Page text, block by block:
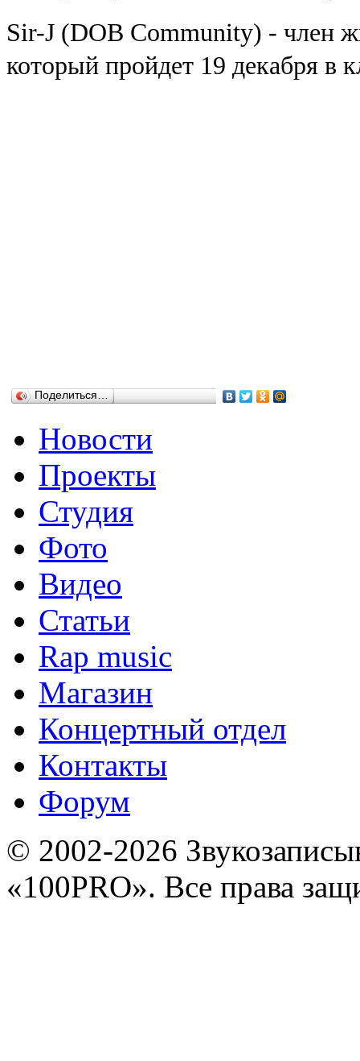
Sir-J (DOB Community) - член
который пройдет 19 декабря в
Поделиться…
Новости
Проекты
Студия
Фото
Видео
Статьи
Rap music
Магазин
Концертный отдел
Контакты
Форум
© 2002-2026
«100PRO». Все права